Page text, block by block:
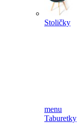
Stoličky
menu
Taburetky